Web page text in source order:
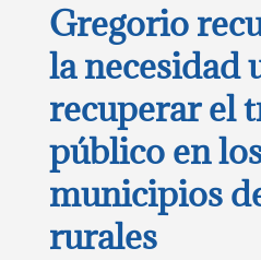
Gregorio
la necesidad
recuperar el
público en
municipios
rurales